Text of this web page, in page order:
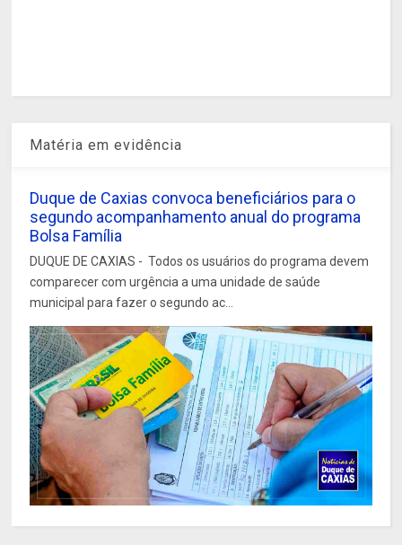
Matéria em evidência
Duque de Caxias convoca beneficiários para o
segundo acompanhamento anual do programa
Bolsa Família
DUQUE DE CAXIAS - Todos os usuários do programa devem
comparecer com urgência a uma unidade de saúde
municipal para fazer o segundo ac...